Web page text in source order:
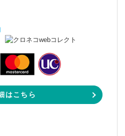
はこちら